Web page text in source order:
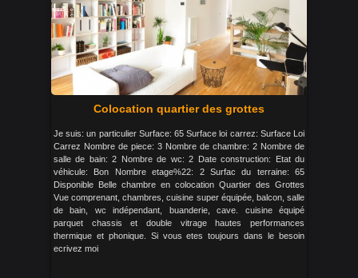
Colocation quartier des grottes
Je suis: un particulier Surface: 65 Surface loi carrez: Surface Loi
Carrez Nombre de piece: 3 Nombre de chambre: 2 Nombre de
salle de bain: 2 Nombre de wc: 2 Date construction: Etat du
véhicule: Bon Nombre etage%22: 2 Surfac du terraine: 65
Disponible Belle chambre en colocation Quartier des Grottes
Vue comprenant, chambres, cuisine super équipée, balcon, salle
de bain, wc indépendant, buanderie, cave. cuisine équipé
parquet chassis et double vitrage hautes performances
thermique et phonique. Si vous etes toujours dans le besoin
ecrivez moi